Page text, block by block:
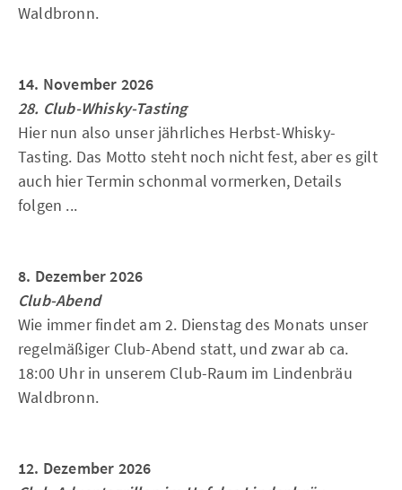
Waldbronn.
14. November 2026
28. Club-Whisky-Tasting
Hier nun also unser jährliches Herbst-Whisky-
Tasting. Das Motto steht noch nicht fest, aber es gilt
auch hier Termin schonmal vormerken, Details
folgen ...
8. Dezember 2026
Club-Abend
Wie immer findet am 2. Dienstag des Monats unser
regelmäßiger Club-Abend statt, und zwar ab ca.
18:00 Uhr in unserem Club-Raum im Lindenbräu
Waldbronn.
12. Dezember 2026